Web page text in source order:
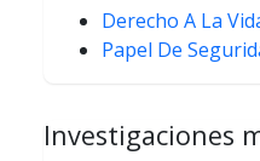
Derecho A La
Papel De
Investigaciones